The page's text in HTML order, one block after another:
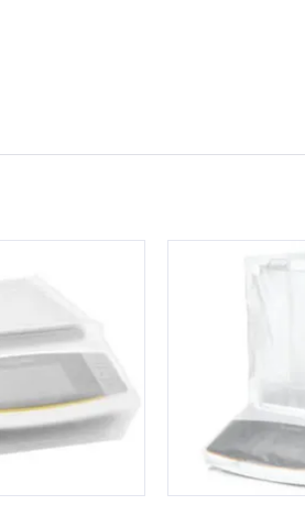
cuando detecta variaciones
(Excel o Word) sin necesidad
contra la manipulación
química
avanzadas como la estadística,
ejemplo: ID de la muestra, ID del lote,